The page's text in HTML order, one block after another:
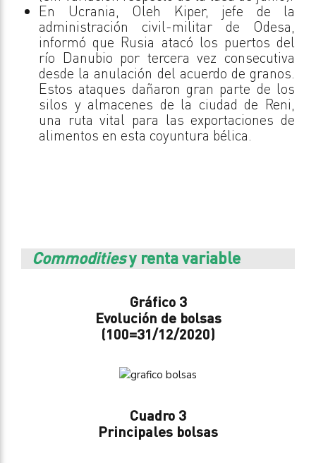
En Ucrania, Oleh Kiper, jefe de la
administración civil-militar de Odesa,
informó que Rusia atacó los puertos del
río Danubio por tercera vez consecutiva
desde la anulación del acuerdo de granos.
Estos ataques dañaron gran parte de los
silos y almacenes de la ciudad de Reni,
una ruta vital para las exportaciones de
alimentos en esta coyuntura bélica.
Commoditiesy renta variable
Gráfico 3
Evolución de bolsas
(100=31/12/2020)
Cuadro 3
Principales bolsas